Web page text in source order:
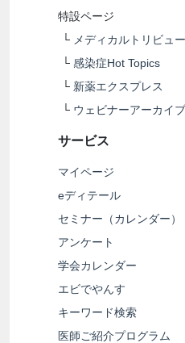
特設ページ
└ メディカルトリビュ
└ 感染症Hot Topics
└ 新薬エクスプレス
└ ウェビナーアーカイブ
サービス
マイページ
eディテール
セミナー（カレンダー）
アンケート
学会カレンダー
エビでやんす
キーワード検索
医師ご紹介プログラム